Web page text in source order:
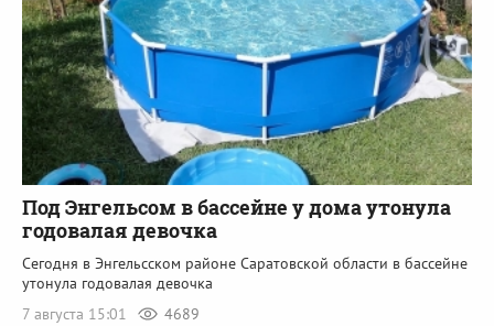
Под Энгельсом в бассейне у дома утонула
годовалая девочка
Сегодня в Энгельсском районе Саратовской области в бассейне
утонула годовалая девочка
7 августа 15:01
4689